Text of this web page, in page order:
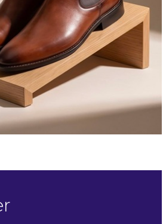
MOCASSINS / LOAFERS / DRIVERS
Loafer Em Couro Com
Tassel
R$ 635,00